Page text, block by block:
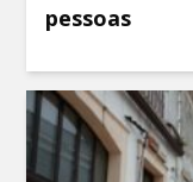
pessoas